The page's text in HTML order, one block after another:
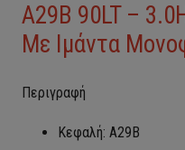
A29B 90LT –
Με Ιμάντα
Περιγραφή
Κεφαλή: A29B